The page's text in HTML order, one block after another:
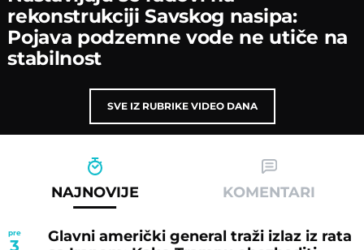
rekonstrukciјi Savskog nasipa:
Poјava podzemne vode ne utiče na
stabilnost
SVE IZ RUBRIKE VIDEO DANA
NAJNOVIJE KOMENTARI
pre
3
Glavni američki general traži izlaz iz rata